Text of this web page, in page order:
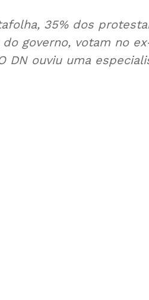
35% dos
governo, votam no
DN ouviu uma